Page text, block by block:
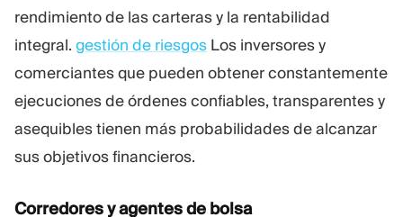
rendimiento de las carteras y la rentabilidad
integral. gestión de riesgos Los inversores y
comerciantes que pueden obtener constantemente
ejecuciones de órdenes confiables, transparentes y
asequibles tienen más probabilidades de alcanzar
sus objetivos financieros.
Corredores y agentes de bolsa